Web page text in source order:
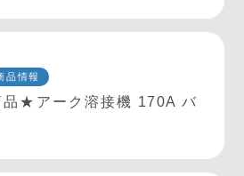
品情報
★アーク溶接機 170A バ